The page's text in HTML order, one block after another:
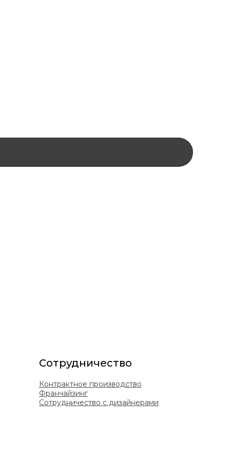
Сотрудничество
Контрактное производство
Франчайзинг
Сотрудничество с дизайнерами